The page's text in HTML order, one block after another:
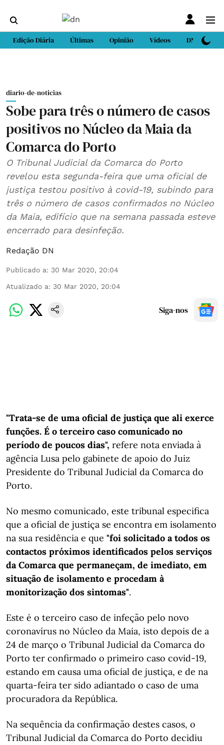
Edição Diária Últimas Opinião Vídeos DN Sport
diario-de-noticias
Sobe para três o número de casos
positivos no Núcleo da Maia da
Comarca do Porto
O Tribunal Judicial da Comarca do Porto
revelou esta segunda-feira que uma oficial de
justiça testou positivo à covid-19, subindo para
três o número de casos confirmados no Núcleo
da Maia, edifício que na semana passada esteve
encerrado para desinfeção.
Redação DN
Publicado a: 30 Mar 2020, 20:04
Atualizado a: 30 Mar 2020, 20:04
Siga-nos
"Trata-se de uma oficial de justiça que ali exerce
funções. É o terceiro caso comunicado no
período de poucos dias", refere nota enviada à
agência Lusa pelo gabinete de apoio do Juiz
Presidente do Tribunal Judicial da Comarca do
Porto.
No mesmo comunicado, este tribunal especifica
que a oficial de justiça se encontra em isolamento
na sua residência e que "foi solicitado a todos os
contactos próximos identificados pelos serviços
da Comarca que permaneçam, de imediato, em
situação de isolamento e procedam à
monitorização dos sintomas".
Este é o terceiro caso de infeção pelo novo
coronavírus no Núcleo da Maia, isto depois de a
24 de março o Tribunal Judicial da Comarca do
Porto ter confirmado o primeiro caso covid-19,
estando em causa uma oficial de justiça, e de na
quarta-feira ter sido adiantado o caso de uma
procuradora da República.
Na sequência da confirmação destes casos, o
Tribunal Judicial da Comarca do Porto decidiu